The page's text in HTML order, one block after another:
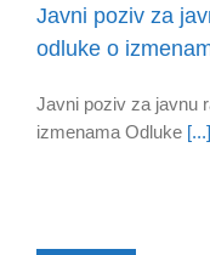
Javni poziv za
odluke o
Javni poziv za javnu
izmenama Odluke [...]